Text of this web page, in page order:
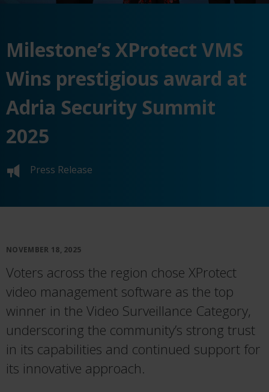
Milestone’s XProtect VMS
Wins prestigious award at
Adria Security Summit
2025
Press Release
NOVEMBER 18, 2025
Voters across the region chose XProtect
video management software as the top
winner in the Video Surveillance Category,
underscoring the community’s strong trust
in its capabilities and continued support for
its innovative approach.